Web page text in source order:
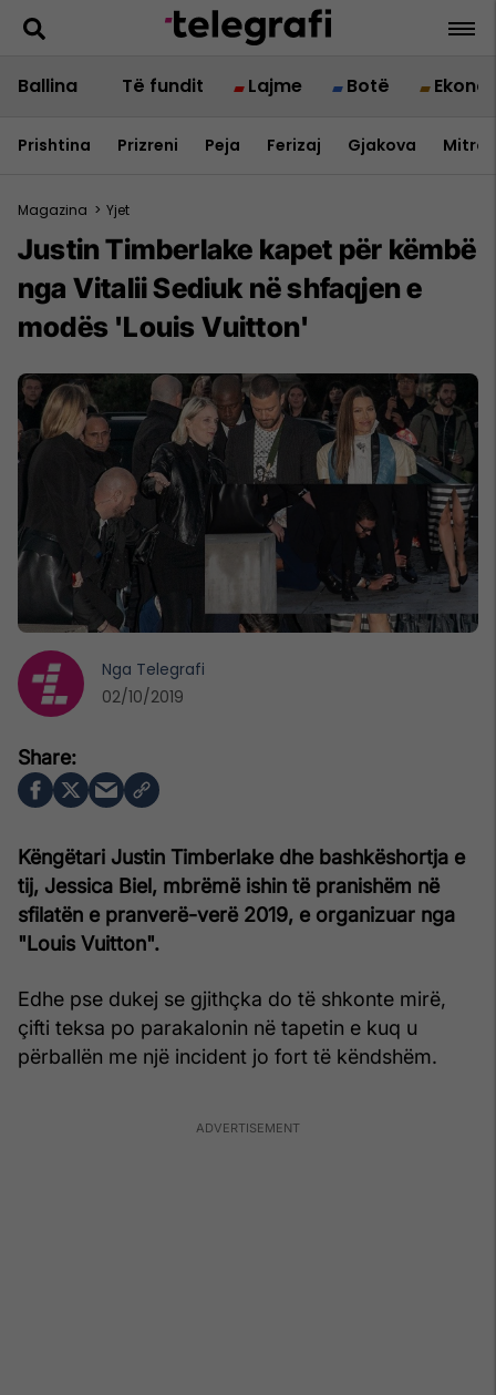
Ballina Të fundit Lajme Botë
Prishtina Prizreni Peja Ferizaj Gjakova
Magazina > Yjet
Justin Timberlake kapet për këmbë
nga Vitalii Sediuk në shfaqjen e
modës 'Louis Vuitton'
Këngëtari Justin Timberlake dhe bashkëshortja e
tij, Jessica Biel, mbrëmë ishin të pranishëm në
sfilatën e pranverë-verë 2019, e organizuar nga
"Louis Vuitton".
Edhe pse dukej se gjithçka do të shkonte mirë,
çifti teksa po parakalonin në tapetin e kuq u
përballën me një incident jo fort të këndshëm.
Nga Telegrafi
02/10/2019